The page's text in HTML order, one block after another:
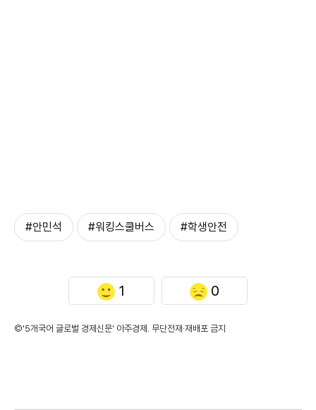
#안민석 #워킹스쿨버스 #학생안전
1 0
©'5개국어 글로벌 경제신문' 아주경제. 무단전재·재배포 금지